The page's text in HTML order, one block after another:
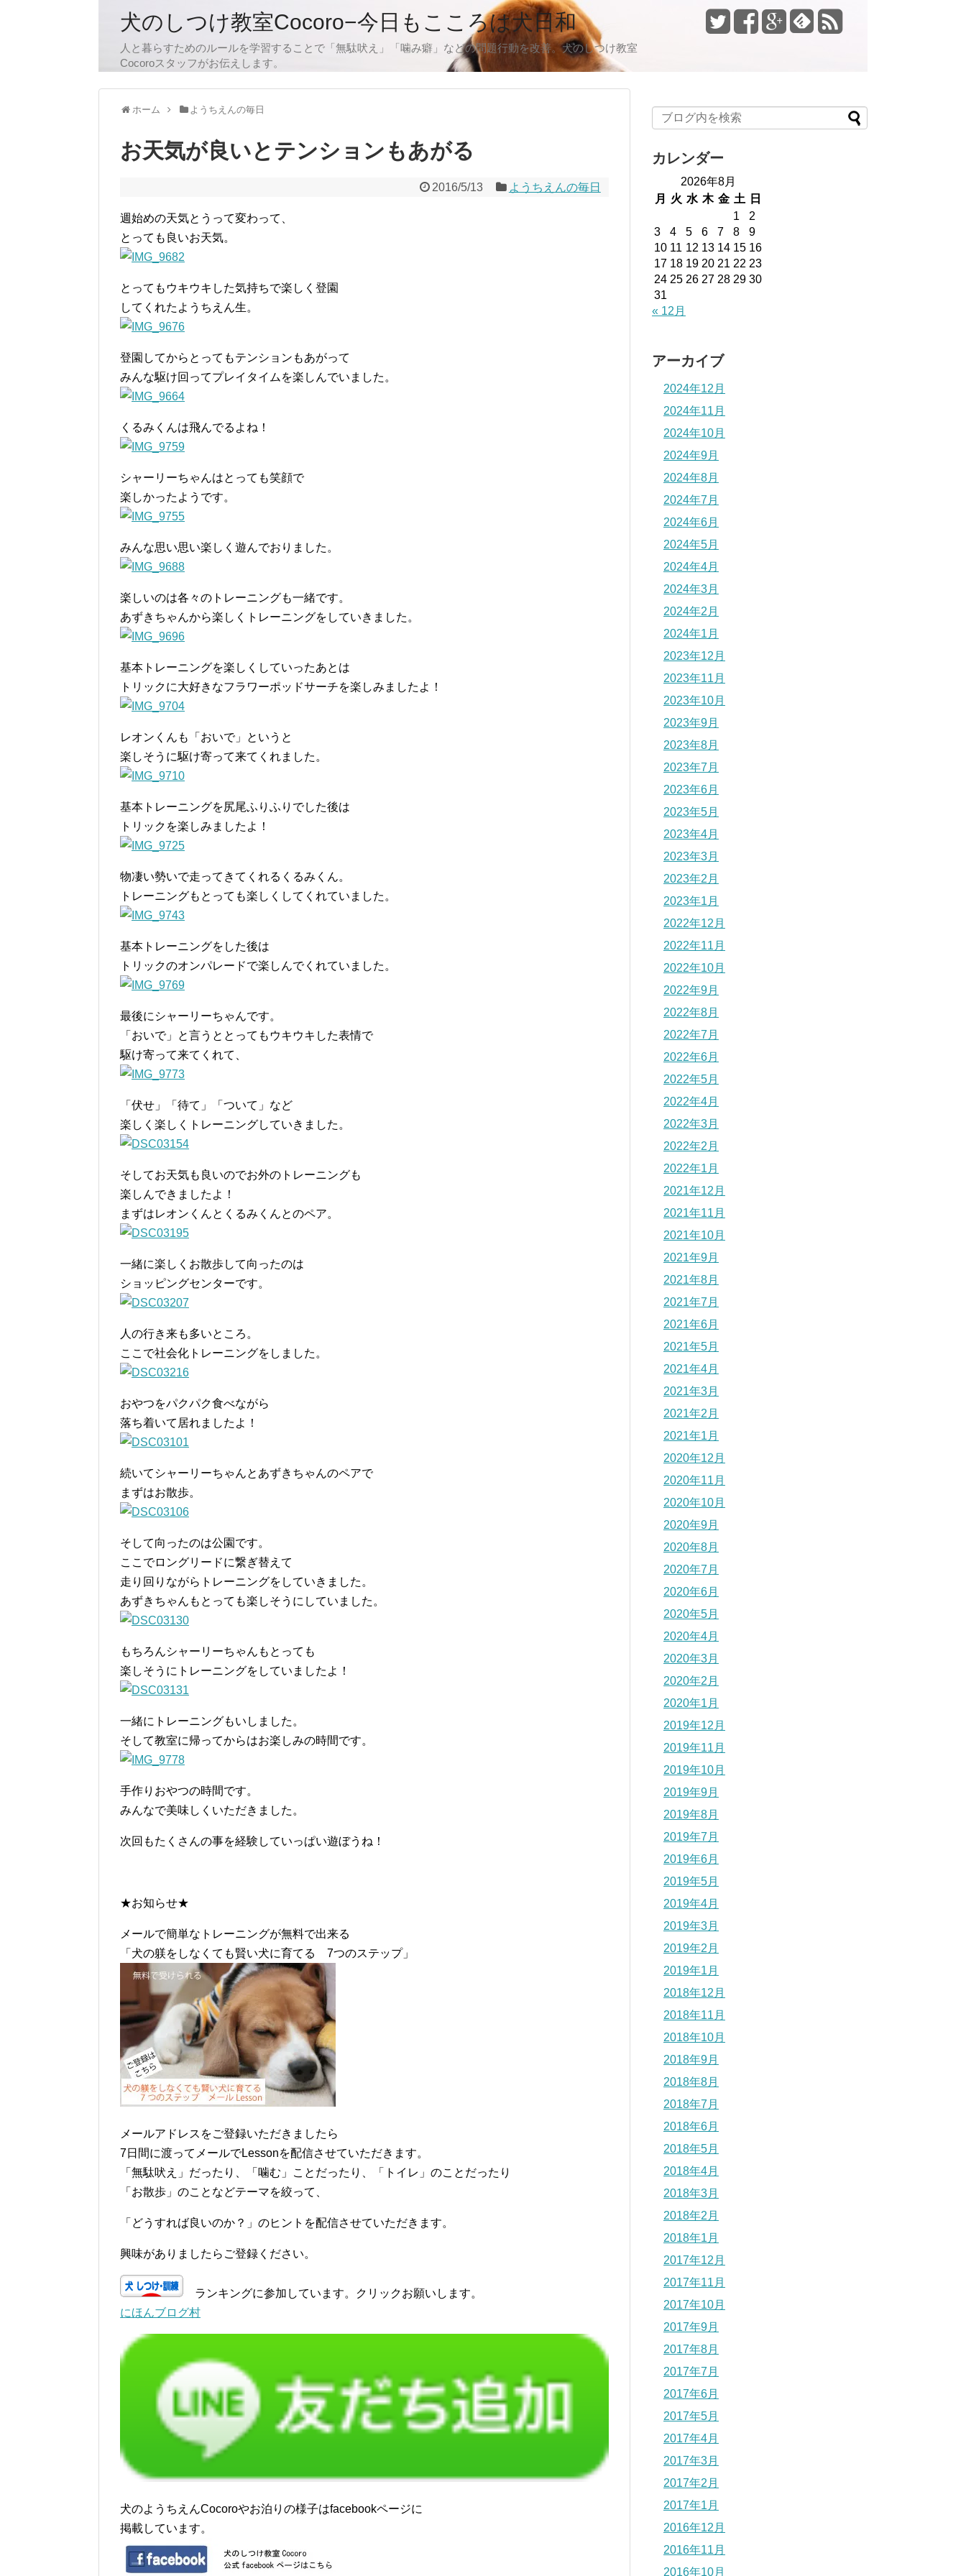
犬のしつけ教室Cocoro−今日もこころは犬日和
人と暮らすためのルールを学習することで「無駄吠え」「噛み癖」などの問題行動を改善。犬のしつけ教室
Cocoroスタッフがお伝えします。
ホーム ようちえんの毎日
お天気が良いとテンションもあがる
2016/5/13 ようちえんの毎日
週始めの天気とうって変わって、
とっても良いお天気。
とってもウキウキした気持ちで楽しく登園
してくれたようちえん生。
登園してからとってもテンションもあがって
みんな駆け回ってプレイタイムを楽しんでいました。
くるみくんは飛んでるよね！
シャーリーちゃんはとっても笑顔で
楽しかったようです。
みんな思い思い楽しく遊んでおりました。
楽しいのは各々のトレーニングも一緒です。
あずきちゃんから楽しくトレーニングをしていきました。
基本トレーニングを楽しくしていったあとは
トリックに大好きなフラワーポッドサーチを楽しみましたよ！
レオンくんも「おいで」というと
楽しそうに駆け寄って来てくれました。
基本トレーニングを尻尾ふりふりでした後は
トリックを楽しみましたよ！
物凄い勢いで走ってきてくれるくるみくん。
トレーニングもとっても楽しくしてくれていました。
基本トレーニングをした後は
トリックのオンパレードで楽しんでくれていました。
最後にシャーリーちゃんです。
「おいで」と言うととってもウキウキした表情で
駆け寄って来てくれて、
「伏せ」「待て」「ついて」など
楽しく楽しくトレーニングしていきました。
そしてお天気も良いのでお外のトレーニングも
楽しんできましたよ！
まずはレオンくんとくるみくんとのペア。
一緒に楽しくお散歩して向ったのは
ショッピングセンターです。
人の行き来も多いところ。
ここで社会化トレーニングをしました。
おやつをパクパク食べながら
落ち着いて居れましたよ！
続いてシャーリーちゃんとあずきちゃんのペアで
まずはお散歩。
そして向ったのは公園です。
ここでロングリードに繋ぎ替えて
走り回りながらトレーニングをしていきました。
あずきちゃんもとっても楽しそうにしていました。
もちろんシャーリーちゃんもとっても
楽しそうにトレーニングをしていましたよ！
一緒にトレーニングもいしました。
そして教室に帰ってからはお楽しみの時間です。
手作りおやつの時間です。
みんなで美味しくいただきました。
次回もたくさんの事を経験していっぱい遊ぼうね！
★お知らせ★
メールで簡単なトレーニングが無料で出来る
「犬の躾をしなくても賢い犬に育てる 7つのステップ」
メールアドレスをご登録いただきましたら
7日間に渡ってメールでLessonを配信させていただきます。
「無駄吠え」だったり、「噛む」ことだったり、「トイレ」のことだったり
「お散歩」のことなどテーマを絞って、
「どうすれば良いのか？」のヒントを配信させていただきます。
興味がありましたらご登録ください。
ランキングに参加しています。クリックお願いします。
にほんブログ村
犬のようちえんCocoroやお泊りの様子はfacebookページに
掲載しています。
カレンダー
2026年8月
月
火 水 木 金 土
日
1
2
3
4 5 6 7 8
9
10 11 12 13 14 15 16
17 18 19 20 21 22 23
24 25 26 27 28 29 30
31
« 12月
アーカイブ
2024年12月
2024年11月
2024年10月
2024年9月
2024年8月
2024年7月
2024年6月
2024年5月
2024年4月
2024年3月
2024年2月
2024年1月
2023年12月
2023年11月
2023年10月
2023年9月
2023年8月
2023年7月
2023年6月
2023年5月
2023年4月
2023年3月
2023年2月
2023年1月
2022年12月
2022年11月
2022年10月
2022年9月
2022年8月
2022年7月
2022年6月
2022年5月
2022年4月
2022年3月
2022年2月
2022年1月
2021年12月
2021年11月
2021年10月
2021年9月
2021年8月
2021年7月
2021年6月
2021年5月
2021年4月
2021年3月
2021年2月
2021年1月
2020年12月
2020年11月
2020年10月
2020年9月
2020年8月
2020年7月
2020年6月
2020年5月
2020年4月
2020年3月
2020年2月
2020年1月
2019年12月
2019年11月
2019年10月
2019年9月
2019年8月
2019年7月
2019年6月
2019年5月
2019年4月
2019年3月
2019年2月
2019年1月
2018年12月
2018年11月
2018年10月
2018年9月
2018年8月
2018年7月
2018年6月
2018年5月
2018年4月
2018年3月
2018年2月
2018年1月
2017年12月
2017年11月
2017年10月
2017年9月
2017年8月
2017年7月
2017年6月
2017年5月
2017年4月
2017年3月
2017年2月
2017年1月
2016年12月
2016年11月
2016年10月